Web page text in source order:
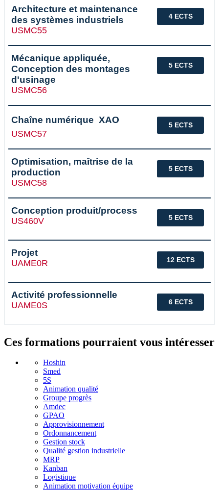
4 ECTS
Architecture et maintenance
des systèmes industriels
USMC55
5 ECTS
Mécanique appliquée,
Conception des montages
d'usinage
USMC56
5 ECTS
Chaîne numérique  XAO
USMC57
5 ECTS
Optimisation, maîtrise de la
production
USMC58
5 ECTS
Conception produit/process
US460V
12 ECTS
Projet
UAME0R
6 ECTS
Activité professionnelle
UAME0S
Ces formations pourraient vous intéresser
Hoshin
Smed
5S
Animation qualité
Groupe progrès
Amdec
GPAO
Approvisionnement
Ordonnancement
Gestion stock
Qualité gestion industrielle
MRP
Kanban
Logistique
Animation motivation équipe